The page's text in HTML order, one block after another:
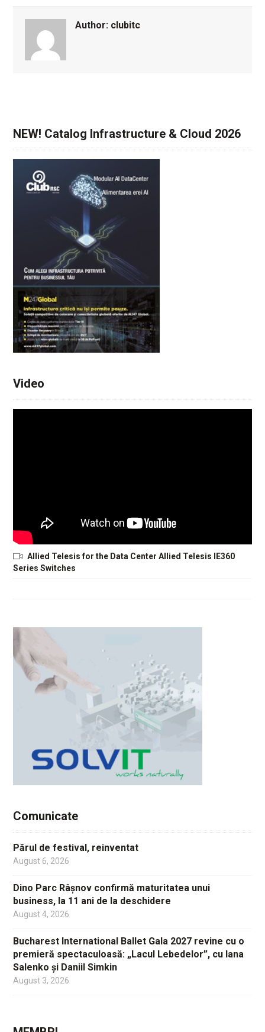
Author: clubitc
NEW! Catalog Infrastructure & Cloud 2026
Video
Allied Telesis for the Data Center Allied Telesis IE360
Series Switches
Comunicate
Părul de festival, reinventat
August 6, 2026
Dino Parc Râșnov confirmă maturitatea unui
business, la 11 ani de la deschidere
August 4, 2026
Bucharest International Ballet Gala 2027 revine cu o
premieră spectaculoasă: „Lacul Lebedelor”, cu Iana
Salenko și Daniil Simkin
August 3, 2026